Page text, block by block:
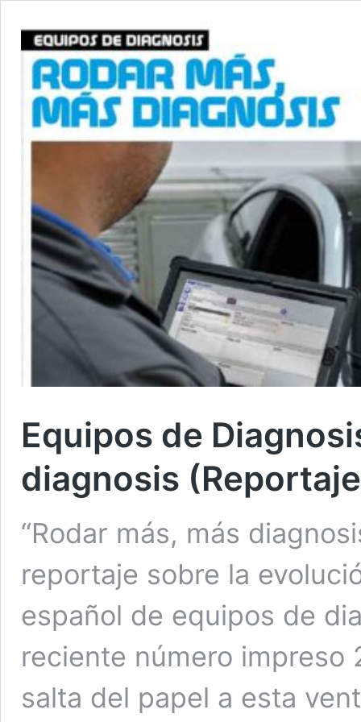
Equipos de
diagnosis
“Rodar más, más
reportaje sobre la
español de equipos de
reciente número impreso
salta del papel a esta